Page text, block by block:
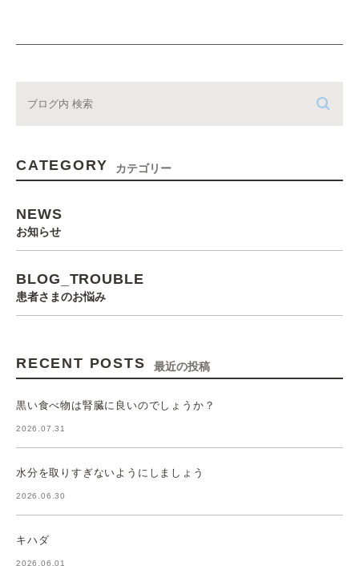
CATEGORY カテゴリー
NEWS
お知らせ
BLOG_TROUBLE
患者さまのお悩み
RECENT POSTS 最近の投稿
黒い食べ物は腎臓に良いのでしょうか？
2026.07.31
水分を取りすぎないようにしましょう
2026.06.30
キハダ
2026.06.01